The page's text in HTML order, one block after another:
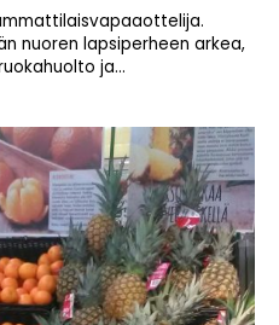
nuoren lapsiperheen arkea,
ja...